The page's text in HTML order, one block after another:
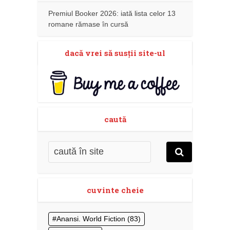
Premiul Booker 2026: iată lista celor 13
romane rămase în cursă
dacă vrei să susţii site-ul
caută
cuvinte cheie
Anansi. World Fiction (83)